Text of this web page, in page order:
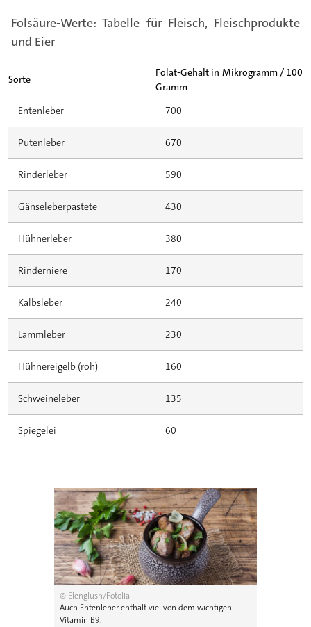
Folsäure-Werte: Tabelle für Fleisch, Fleischprodukte
und Eier
Sorte
Folat-Gehalt in Mikrogramm / 100
Gramm
Entenleber
700
Putenleber 670
Rinderleber 590
Gänseleberpastete 430
Hühnerleber 380
Rinderniere 170
Kalbsleber 240
Lammleber 230
Hühnereigelb (roh) 160
Schweineleber 135
Spiegelei 60
© Elenglush/Fotolia
Auch Entenleber enthält viel von dem wichtigen
Vitamin B9.